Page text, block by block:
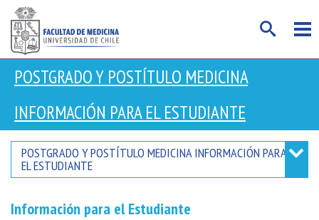
POSTGRADO Y POSTÍTULO MEDICINA
INFORMACIÓN PARA EL ESTUDIANTE
POSTGRADO Y POSTÍTULO MEDICINA INFORMACIÓN PARA
EL ESTUDIANTE
Información para el Estudiante